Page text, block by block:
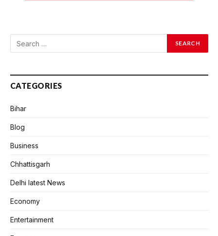
CATEGORIES
Bihar
Blog
Business
Chhattisgarh
Delhi latest News
Economy
Entertainment